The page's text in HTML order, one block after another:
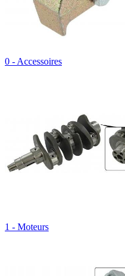
0 - Accessoires
1 - Moteurs